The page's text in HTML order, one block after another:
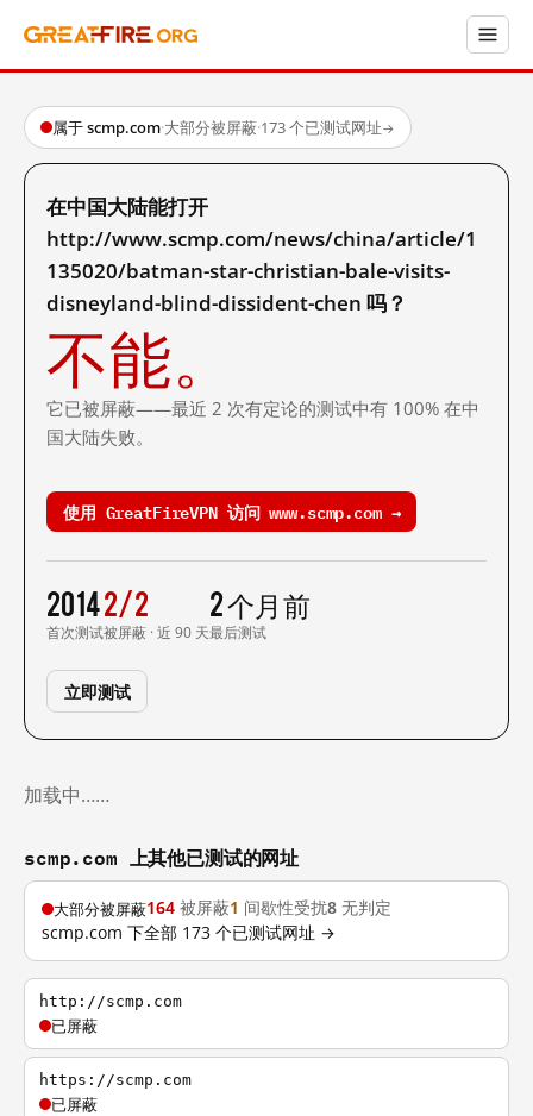
属于 scmp.com·大部分被屏蔽·173 个已测试网址→
在中国大陆能打开
http://www.scmp.com/news/china/article/1
135020/batman-star-christian-bale-visits-
disneyland-blind-dissident-chen 吗？
不能。
它已被屏蔽——最近 2 次有定论的测试中有 100% 在中
国大陆失败。
使用 GreatFireVPN 访问 www.scmp.com →
2014
首次测试
2/2
被屏蔽 · 近 90 天
2 个月前
最后测试
立即测试
加载中……
scmp.com 上其他已测试的网址
大部分被屏蔽164 被屏蔽1 间歇性受扰8 无判定
scmp.com 下全部 173 个已测试网址 →
http://scmp.com
已屏蔽
https://scmp.com
已屏蔽